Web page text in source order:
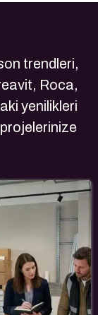
trendleri,
Roca,
yenilikleri